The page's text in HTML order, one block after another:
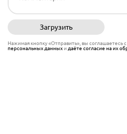
Загрузить
Нажимая кнопку «Отправить», вы соглашаетесь с
персональных данныхи даёте согласие на их